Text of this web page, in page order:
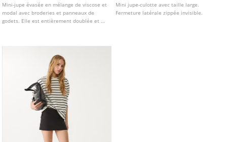
Mini-jupe évasée en mélange de viscose et
modal avec broderies et panneaux de
godets. Elle est entièrement doublée et se
Mini jupe-culotte avec taille large.
Fermeture latérale zippée invisible.